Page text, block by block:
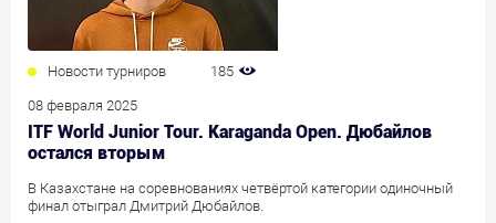
Новости турниров 185
08 февраля 2025
ITF World Junior Tour. Karaganda Open. Дюбайлов
остался вторым
В Казахстане на соревнованиях четвёртой категории одиночный
финал отыграл Дмитрий Дюбайлов.